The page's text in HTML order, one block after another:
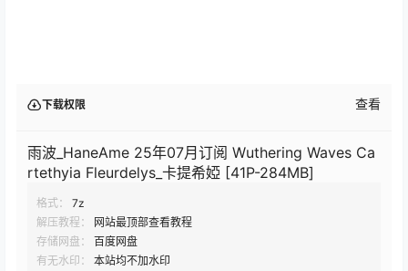
下载权限 查看
雨波_HaneAme 25年07月订阅 Wuthering Waves Ca
rtethyia Fleurdelys_卡提希婭 [41P-284MB]
格式：
7z
解压教程：
网站最顶部查看教程
存储网盘：
百度网盘
有无水印：
本站均不加水印